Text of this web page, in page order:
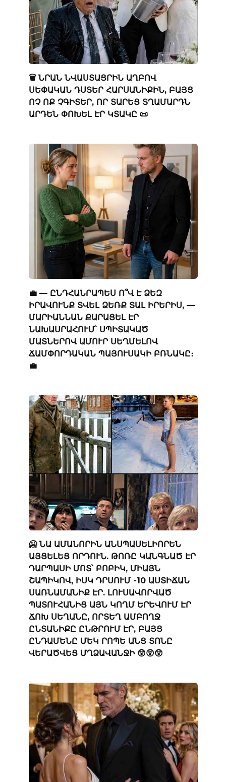
🗑️ ՆՐԱՆ ՆՎԱՍՏԱՑՐԻՆ ԱՂԲՈՎ
ՍԵՓԱԿԱՆ ԴՍՏԵՐ ՀԱՐՍԱՆԻՔԻՆ, ԲԱՅՑ
ՈՉ ՈՔ ՉԳԻՏԵՐ, ՈՐ ՏԱՐԵՑ ՏՂԱՄԱՐԴՆ
ԱՐԴԵՆ ՓՈԽԵԼ ԷՐ ԿՏԱԿԸ 📜
💼 — ԸՆԴՀԱՆՐԱՊԵՍ Ո՞Վ Է ՁԵԶ
ԻՐԱՎՈՒՆՔ ՏՎԵԼ ՁԵՌՔ ՏԱԼ ԻՐԵՐԻՍ, —
ՄԱՐԻԱՆՆԱՆ ՔԱՐԱՑԵԼ ԷՐ
ՆԱԽԱՍՐԱՀՈՒՄ՝ ՍՊԻՏԱԿԱԾ
ՄԱՏՆԵՐՈՎ ԱՄՈՒՐ ՍԵՂՄԵԼՈՎ
ՃԱՄՓՈՐԴԱԿԱՆ ՊԱՅՈՒՍԱԿԻ ԲՌՆԱԿԸ։
💼
🥶 ՆԱ ԱՄԱՆՈՐԻՆ ԱՆՍՊԱՍԵԼԻՈՐԵՆ
ԱՅՑԵԼԵՑ ՈՐԴՈՒՆ. ԹՈՌԸ ԿԱՆԳՆԱԾ ԷՐ
ԴԱՐՊԱՍԻ ՄՈՏ՝ ԲՈԲԻԿ, ՄԻԱՅՆ
ՇԱՊԻԿՈՎ, ԻՍԿ ԴՐՍՈՒՄ -10 ԱՍՏԻՃԱՆ
ՍԱՌՆԱՄԱՆԻՔ ԷՐ. ԼՈՒՍԱՎՈՐՎԱԾ
ՊԱՏՈՒՀԱՆԻՑ ԱՅՆ ԿՈՂՄ ԵՐԵՎՈՒՄ ԷՐ
ՃՈԽ ՍԵՂԱՆԸ, ՈՐՏԵՂ ԱՄԲՈՂՋ
ԸՆՏԱՆԻՔԸ ԸՆԹՐՈՒՄ ԷՐ, ԲԱՅՑ
ԸՆԴԱՄԵՆԸ ՄԵԿ ՐՈՊԵ ԱՆՑ ՏՈՆԸ
ՎԵՐԱԾՎԵՑ ՄՂՁԱՎԱՆՋԻ 😲😲😲